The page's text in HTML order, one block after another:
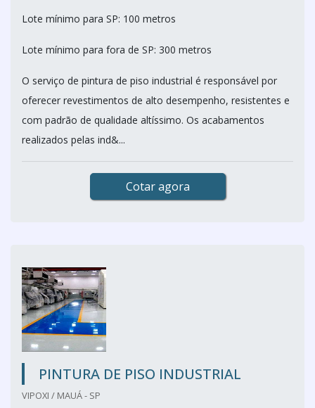
Lote mínimo para SP: 100 metros
Lote mínimo para fora de SP: 300 metros
O serviço de pintura de piso industrial é responsável por
oferecer revestimentos de alto desempenho, resistentes e
com padrão de qualidade altíssimo. Os acabamentos
realizados pelas ind&...
Cotar agora
PINTURA DE PISO INDUSTRIAL
VIPOXI / MAUÁ - SP